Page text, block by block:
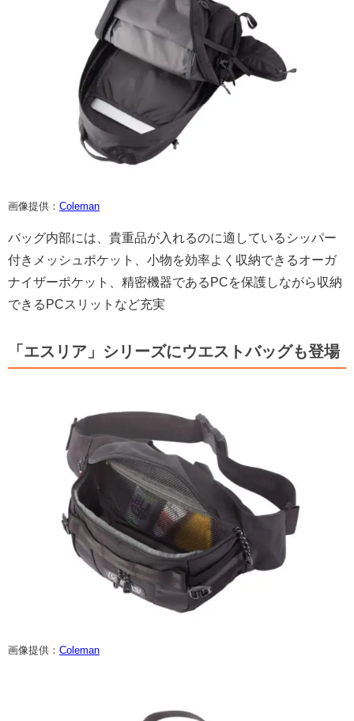
画像提供： Coleman
バッグ内部には、貴重品が入れるのに適しているシッパー
付きメッシュポケット、小物を効率よく収納できるオーガ
ナイザーポケット、精密機器であるPCを保護しながら収納
できるPCスリットなど充実
「エスリア」シリーズにウエストバッグも登場
画像提供： Coleman